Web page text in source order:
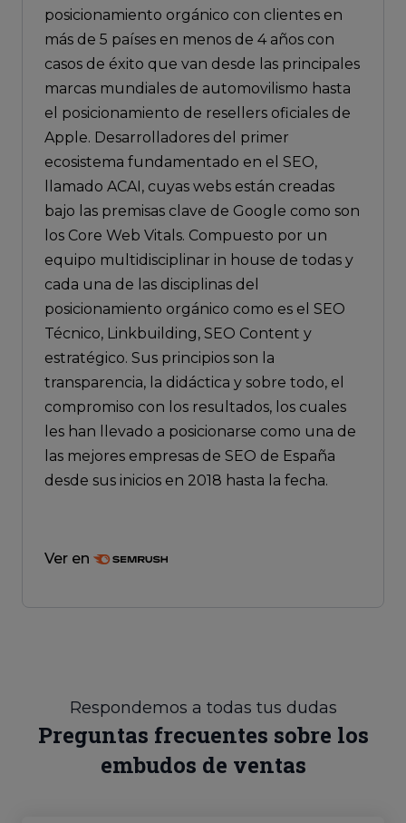
posicionamiento orgánico con clientes en
más de 5 países en menos de 4 años con
casos de éxito que van desde las principales
marcas mundiales de automovilismo hasta
el posicionamiento de resellers oficiales de
Apple. Desarrolladores del primer
ecosistema fundamentado en el SEO,
llamado ACAI, cuyas webs están creadas
bajo las premisas clave de Google como son
los Core Web Vitals. Compuesto por un
equipo multidisciplinar in house de todas y
cada una de las disciplinas del
posicionamiento orgánico como es el SEO
Técnico, Linkbuilding, SEO Content y
estratégico. Sus principios son la
transparencia, la didáctica y sobre todo, el
compromiso con los resultados, los cuales
les han llevado a posicionarse como una de
las mejores empresas de SEO de España
desde sus inicios en 2018 hasta la fecha.
Ver en
Respondemos a todas tus dudas
Preguntas frecuentes sobre los
embudos de ventas